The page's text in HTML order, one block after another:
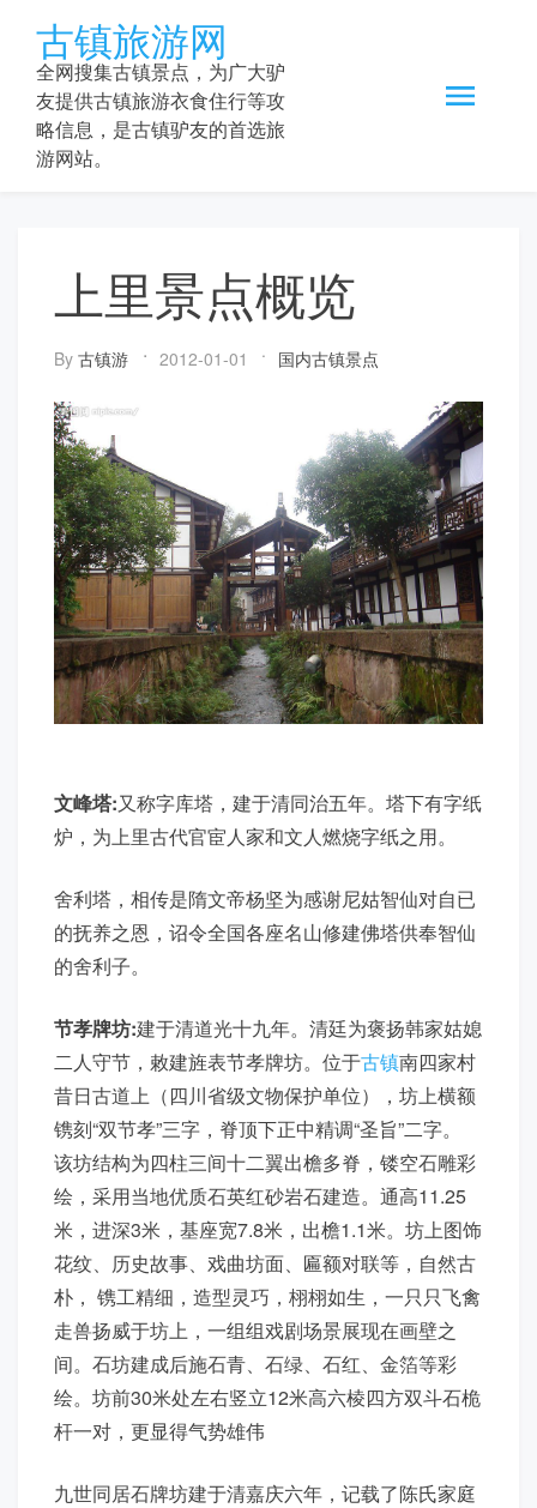
content
古镇旅游网
全网搜集古镇景点，为广大驴
友提供古镇旅游衣食住行等攻
略信息，是古镇驴友的首选旅
游网站。
上里景点概览
By 古镇游 2012-01-01 国内古镇景点
文峰塔:又称字库塔，建于清同治五年。塔下有字纸
炉，为上里古代官宦人家和文人燃烧字纸之用。
舍利塔，相传是隋文帝杨坚为感谢尼姑智仙对自已
的抚养之恩，诏令全国各座名山修建佛塔供奉智仙
的舍利子。
节孝牌坊:建于清道光十九年。清廷为褒扬韩家姑媳
二人守节，敕建旌表节孝牌坊。位于古镇南四家村
昔日古道上（四川省级文物保护单位），坊上横额
镌刻“双节孝”三字，脊顶下正中精调“圣旨”二字。
该坊结构为四柱三间十二翼出檐多脊，镂空石雕彩
绘，采用当地优质石英红砂岩石建造。通高11.25
米，进深3米，基座宽7.8米，出檐1.1米。坊上图饰
花纹、历史故事、戏曲坊面、匾额对联等，自然古
朴， 镌工精细，造型灵巧，栩栩如生，一只只飞禽
走兽扬威于坊上，一组组戏剧场景展现在画壁之
间。石坊建成后施石青、石绿、石红、金箔等彩
绘。坊前30米处左右竖立12米高六棱四方双斗石桅
杆一对，更显得气势雄伟
九世同居石牌坊建于清嘉庆六年，记载了陈氏家庭